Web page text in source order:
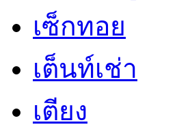
เซ็กทอย
เต็นท์เช่า
เตียง